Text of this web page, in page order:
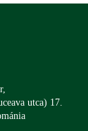
utca) 17.